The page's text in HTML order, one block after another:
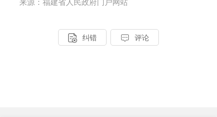
来源：福建省人民政府门户网站
 纠错  评论